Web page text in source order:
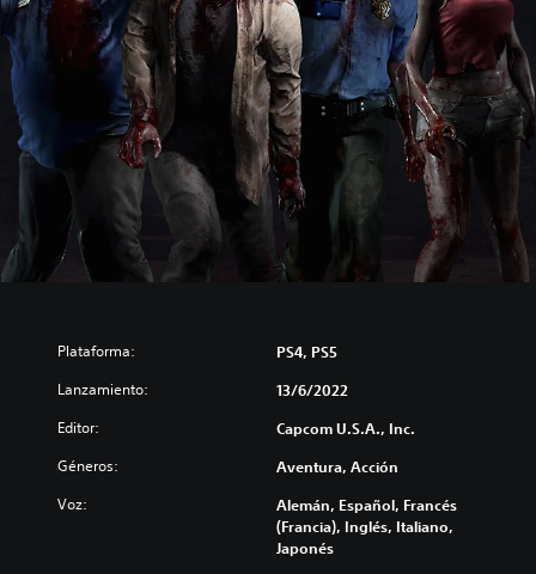
Plataforma: PS4, PS5
Lanzamiento: 13/6/2022
Editor: Capcom U.S.A., Inc.
Géneros: Aventura, Acción
Voz:
Alemán, Español, Francés
(Francia), Inglés, Italiano,
Japonés